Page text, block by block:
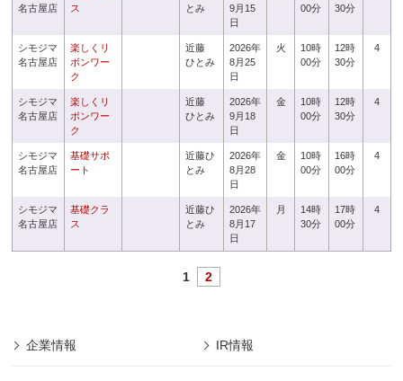
名古屋店
ス
とみ
9月15
日
00分
30分
シモジマ
名古屋店
楽しくリ
ボンワー
ク
近藤
ひとみ
2026年
8月25
日
火
10時
00分
12時
30分
4
シモジマ
名古屋店
楽しくリ
ボンワー
ク
近藤
ひとみ
2026年
9月18
日
金
10時
00分
12時
30分
4
シモジマ
名古屋店
基礎サポ
ート
近藤ひ
とみ
2026年
8月28
日
金
10時
00分
16時
00分
4
シモジマ
名古屋店
基礎クラ
ス
近藤ひ
とみ
2026年
8月17
日
月
14時
30分
17時
00分
4
1 2
企業情報 IR情報